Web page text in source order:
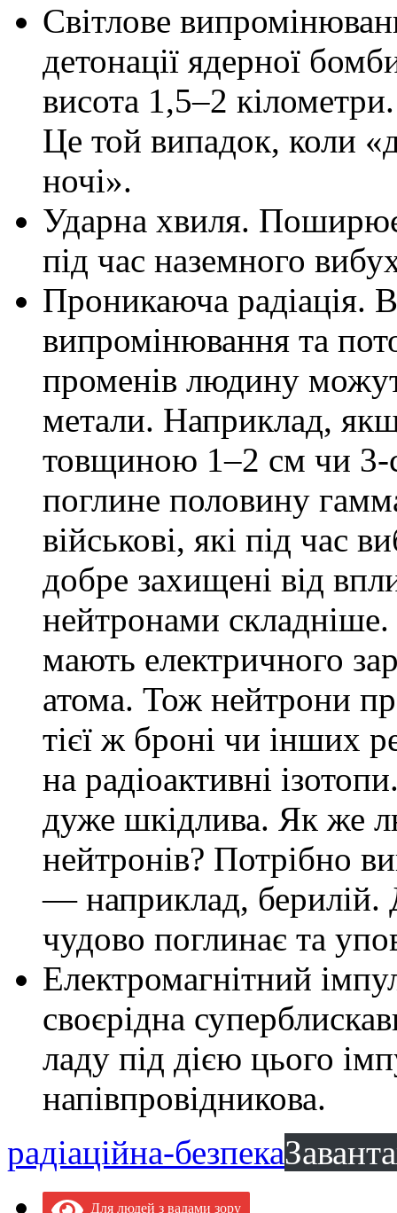
Світлове
детонації ядерної
висота 1,5–2
Це той випадок, коли
ночі».
Ударна хвиля.
під час наземного
Проникаюча радіація.
випромінювання та
променів людину
метали. Наприклад,
товщиною 1–2 см чи 3-
поглине половину
військові, які під час
добре захищені від
нейтронами складніше.
мають електричного
атома. Тож нейтрони
тієї ж броні чи інших
на радіоактивні
дуже шкідлива. Як же
нейтронів? Потрібно
— наприклад, берилій.
чудово поглинає та
Електромагнітний
своєрідна
ладу під дією цього
напівпровідникова.
радіаційна-безпека
Для людей з вадами зору